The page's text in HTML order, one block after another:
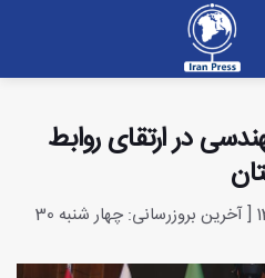
در ارتقای روابط
چهار شنبه 30 مهر 1404 - 13:10:29 [ آخرین بروزرسانی: چهار شنبه 30